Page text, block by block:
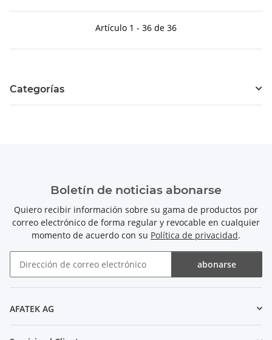
Artículo 1 - 36 de 36
Categorías
Boletín de noticias abonarse
Quiero recibir información sobre su gama de productos por
correo electrónico de forma regular y revocable en cualquier
momento de acuerdo con su Política de privacidad.
abonarse
AFATEK AG